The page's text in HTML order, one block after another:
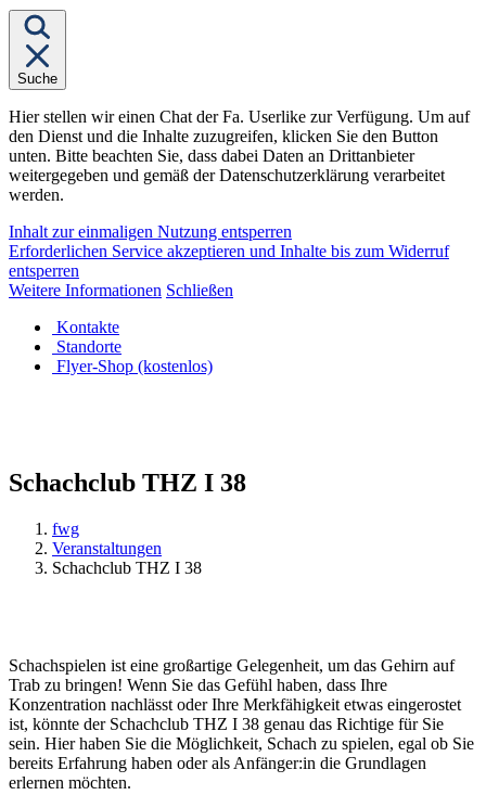
Suche
Hier stellen wir einen Chat der Fa. Userlike zur Verfügung. Um auf
den Dienst und die Inhalte zuzugreifen, klicken Sie den Button
unten. Bitte beachten Sie, dass dabei Daten an Drittanbieter
weitergegeben und gemäß der Datenschutzerklärung verarbeitet
werden.
Inhalt zur einmaligen Nutzung entsperren
Erforderlichen Service akzeptieren und Inhalte bis zum Widerruf
entsperren
Weitere Informationen Schließen
Kontakte
Standorte
Flyer-Shop (kostenlos)
Schachclub THZ I 38
fwg
Veranstaltungen
Schachclub THZ I 38
Schachspielen ist eine großartige Gelegenheit, um das Gehirn auf
Trab zu bringen! Wenn Sie das Gefühl haben, dass Ihre
Konzentration nachlässt oder Ihre Merkfähigkeit etwas eingerostet
ist, könnte der Schachclub THZ I 38 genau das Richtige für Sie
sein. Hier haben Sie die Möglichkeit, Schach zu spielen, egal ob Sie
bereits Erfahrung haben oder als Anfänger:in die Grundlagen
erlernen möchten.